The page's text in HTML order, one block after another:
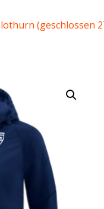
(geschlossen